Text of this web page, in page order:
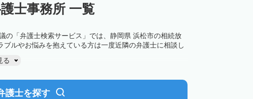
士事務所 一覧
の「弁護士検索サービス」では、静岡県 浜松市の相続放
ルやお悩みを抱えている方は一度近隣の弁護士に相談し
る
護士を探す